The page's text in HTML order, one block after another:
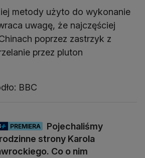
metody użyto do wykonanie
uwagę, że najczęściej
poprzez zastrzyk z
przez pluton
BBC
PREMIERA
Pojechaliśmy
strony Karola
Co o nim